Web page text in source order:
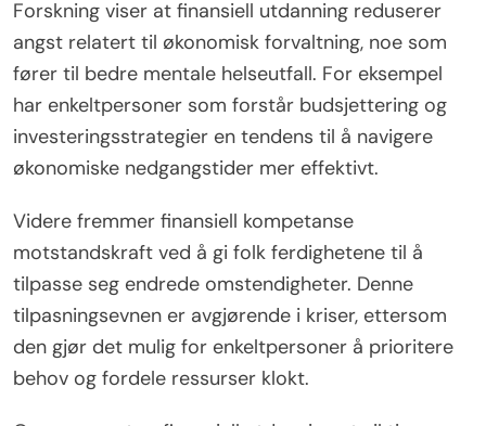
Forskning viser at finansiell utdanning reduserer
angst relatert til økonomisk forvaltning, noe som
fører til bedre mentale helseutfall. For eksempel
har enkeltpersoner som forstår budsjettering og
investeringsstrategier en tendens til å navigere
økonomiske nedgangstider mer effektivt.
Videre fremmer finansiell kompetanse
motstandskraft ved å gi folk ferdighetene til å
tilpasse seg endrede omstendigheter. Denne
tilpasningsevnen er avgjørende i kriser, ettersom
den gjør det mulig for enkeltpersoner å prioritere
behov og fordele ressurser klokt.